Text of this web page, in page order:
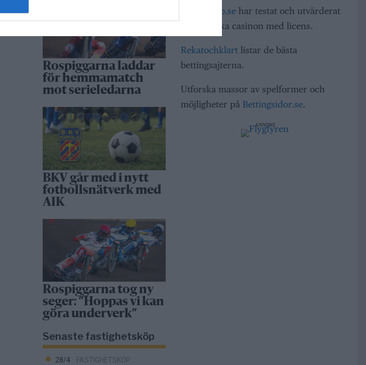
Rospiggarna laddar
för hemmamatch
mot serieledarna
BKV går med i nytt
fotbollsnätverk med
AIK
Rospiggarna tog ny
seger: ”Hoppas vi kan
göra underverk”
Senaste fastighetsköp
28/4 FASTIGHETSKÖP
Casinorino.sehar testat och utvärderat
alla svenska casinon med licens.
Rekatochklartlistar de bästa
bettingsajterna.
Utforska massor av spelformer och
möjligheter på Bettingsidor.se.
ANNONS